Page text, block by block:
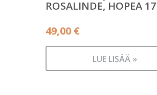
ROSALINDE, HOPEA
49,00 €
LUE LISÄÄ »